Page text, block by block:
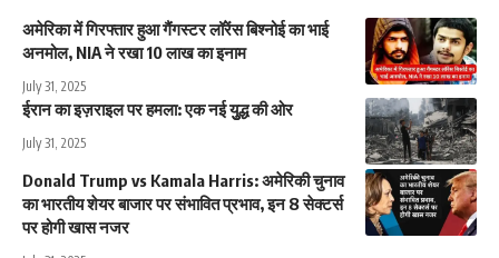
अमेरिका में गिरफ्तार हुआ गैंगस्टर लॉरेंस बिश्नोई का भाई
अनमोल, NIA ने रखा 10 लाख का इनाम
July 31, 2025
ईरान का इज़राइल पर हमला: एक नई युुद्ध की ओर
July 31, 2025
Donald Trump vs Kamala Harris: अमेरिकी चुनाव
का भारतीय शेयर बाजार पर संभावित प्रभाव, इन 8 सेक्टर्स
पर होगी खास नजर